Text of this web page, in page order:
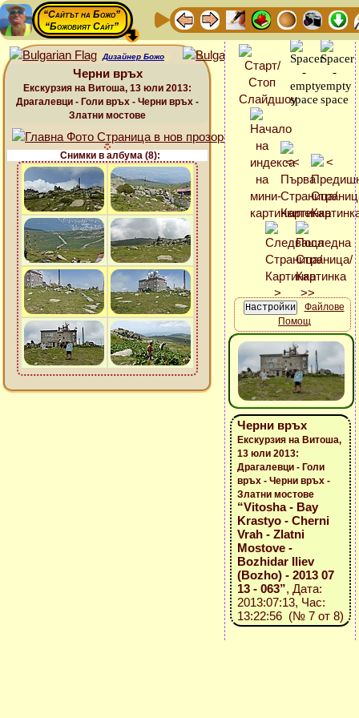
“Сайтът на Божо”
“Божовият Сайт”
Дизайнер Божо
Черни връх
Екскурзия на Витоша, 13 юли 2013:
Драгалевци - Голи връх - Черни връх -
Златни мостове
Снимки в албума (8):
Файлове
Помощ
Черни връх
Екскурзия на Витоша,
13 юли 2013:
Драгалевци - Голи
връх - Черни връх -
Златни мостове
“Vitosha - Bay
Krastyo - Cherni
Vrah - Zlatni
Mostove -
Bozhidar Iliev
(Bozho) - 2013 07
13 - 063”, Дата:
2013:07:13, Час:
13:22:56 (№ 7 от 8)